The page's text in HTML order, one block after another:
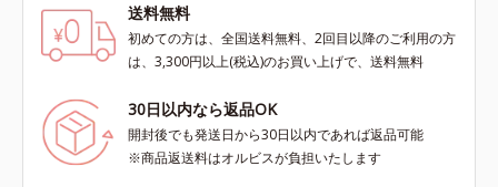
送料無料
初めての方は、全国送料無料、2回目以降のご利用の方
は、3,300円以上(税込)のお買い上げで、送料無料
30日以内なら返品OK
開封後でも発送日から30日以内であれば返品可能
※商品返送料はオルビスが負担いたします